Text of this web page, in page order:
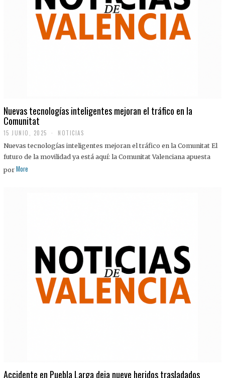
Nuevas tecnologías inteligentes mejoran el tráfico en la
Comunitat
15 JUNIO, 2025 NOTICIAS
Nuevas tecnologías inteligentes mejoran el tráfico en la Comunitat El
futuro de la movilidad ya está aquí: la Comunitat Valenciana apuesta
por More
Accidente en Puebla Larga deja nueve heridos trasladados